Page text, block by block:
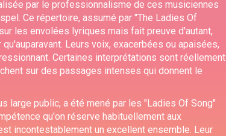
par le professionnalisme de ces musiciennes
Ce répertoire, assumé par "The Ladies Of
les envolées lyriques mais fait preuve d'autant,
Leurs voix, exacerbées ou apaisées,
Certaines interprétations sont réellement
sur des passages intenses qui donnent le
large public, a été mené par les "Ladies Of Song"
qu'on réserve habituellement aux
incontestablement un excellent ensemble. Leur